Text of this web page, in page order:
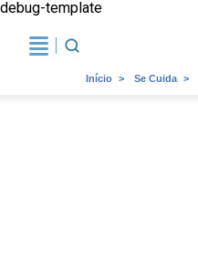
debug-template
Início Se Cuida